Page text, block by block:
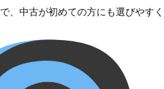
、中古が初めての方にも選びやす